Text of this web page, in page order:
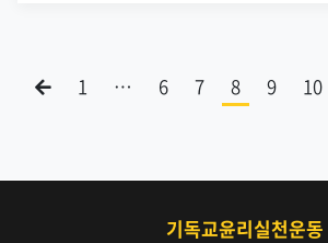
1 … 6 7 8 9 10
기독교윤리실천운동